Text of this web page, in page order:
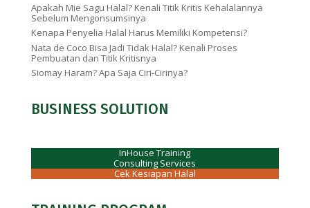
Apakah Mie Sagu Halal? Kenali Titik Kritis Kehalalannya
Sebelum Mengonsumsinya
Kenapa Penyelia Halal Harus Memiliki Kompetensi?
Nata de Coco Bisa Jadi Tidak Halal? Kenali Proses
Pembuatan dan Titik Kritisnya
Siomay Haram? Apa Saja Ciri-Cirinya?
BUSINESS SOLUTION
InHouse Training
Consulting Services
Cek Kesiapan Halal